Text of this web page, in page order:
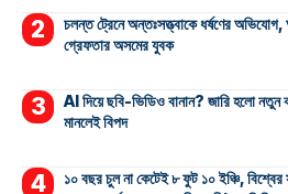
চলন্ত ট্রেনে অন্তঃসত্ত্বাকে ধর্ষণের
গ্রেফতার অসমের যুবক
AI দিয়ে ছবি-ভিডিও বানান? জারি হলো নতুন
মানলেই বিপদ
১০ বছর চুল না কেটেই ৮ ফুট ১০ ইঞ্চি, বিশ্বের